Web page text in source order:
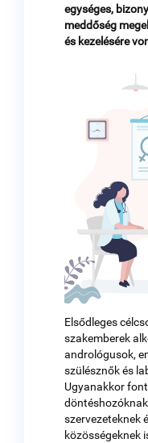
egységes,
meddőség
és kezelésére
Elsődleges
szakemberek
andrológusok,
szülésznők és
Ugyanakkor
szervezeteknek
közösségeknek